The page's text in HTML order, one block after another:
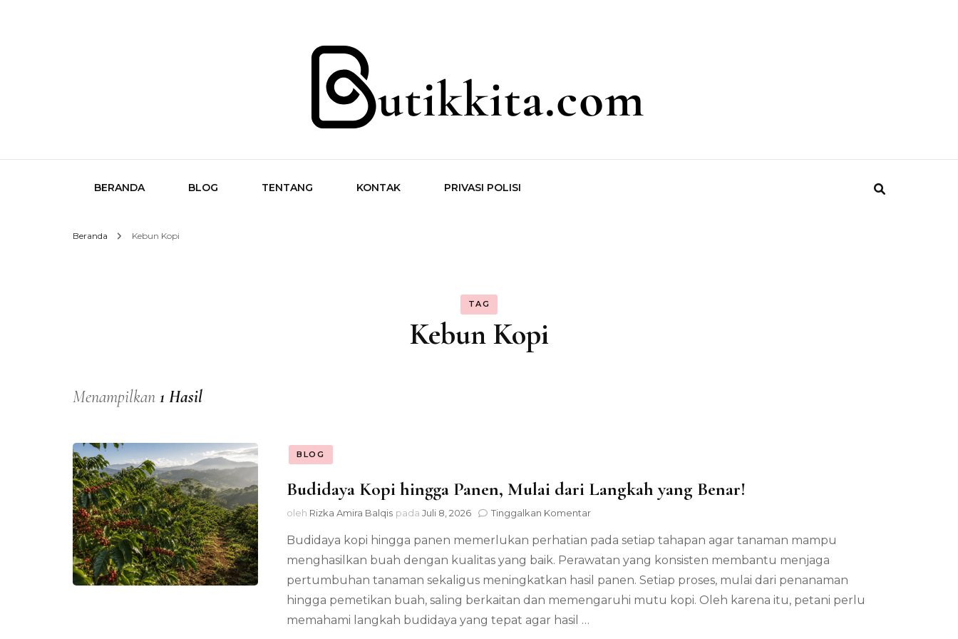
butikkita.com
BERANDA BLOG TENTANG KONTAK PRIVASI POLISI
Beranda Kebun Kopi
TAG
Kebun Kopi
Menampilkan 1 Hasil
BLOG
Budidaya Kopi hingga Panen, Mulai dari Langkah yang Benar!
oleh Rizka Amira Balqis pada Juli 8, 2026 Tinggalkan Komentarpada
Kopi
hingga
Panen,
Mulai
dari
Budidaya kopi hingga panen memerlukan perhatian pada setiap tahapan agar tanaman mampu
menghasilkan buah dengan kualitas yang baik. Perawatan yang konsisten membantu menjaga
pertumbuhan tanaman sekaligus meningkatkan hasil panen. Setiap proses, mulai dari penanaman
hingga pemetikan buah, saling berkaitan dan memengaruhi mutu kopi. Oleh karena itu, petani perlu
memahami langkah budidaya yang tepat agar hasil …